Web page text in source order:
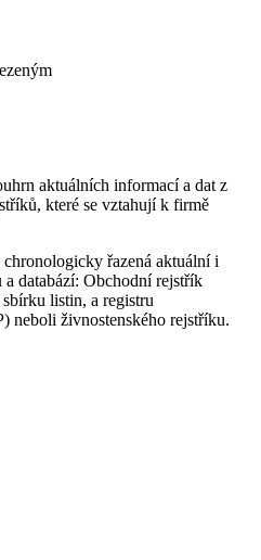
aktuálních informací a dat z
které se vztahují k firmě
řazená aktuální i
databází: Obchodní rejstřík
listin, a registru
neboli živnostenského rejstříku.